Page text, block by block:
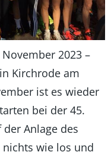
2023 –
Kirchrode am
ist es wieder
bei der 45.
Anlage des
nichts wie los und